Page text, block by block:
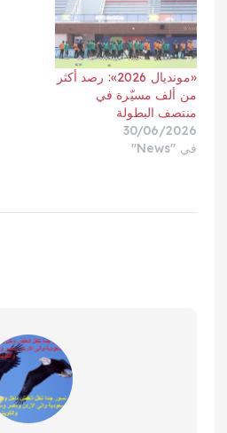
«مونديال 2026»: رصد أكثر
من ألف مسيّرة في
منتصف البطولة
30/06/2026
في "News"